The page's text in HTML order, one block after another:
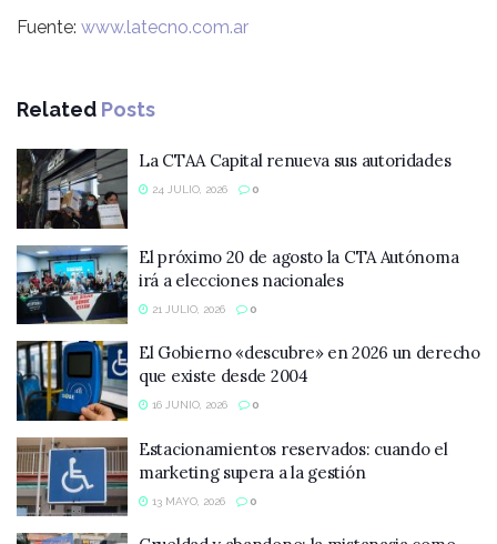
Fuente: www.latecno.com.ar
Related Posts
La CTAA Capital renueva sus autoridades
24 JULIO, 2026 0
El próximo 20 de agosto la CTA Autónoma
irá a elecciones nacionales
21 JULIO, 2026 0
El Gobierno «descubre» en 2026 un derecho
que existe desde 2004
16 JUNIO, 2026 0
Estacionamientos reservados: cuando el
marketing supera a la gestión
13 MAYO, 2026 0